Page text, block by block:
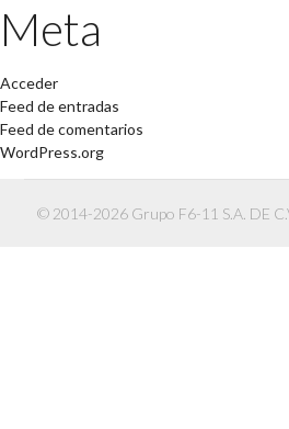
Meta
Acceder
Feed de entradas
Feed de comentarios
WordPress.org
© 2014-2026 Grupo F6-11 S.A. DE